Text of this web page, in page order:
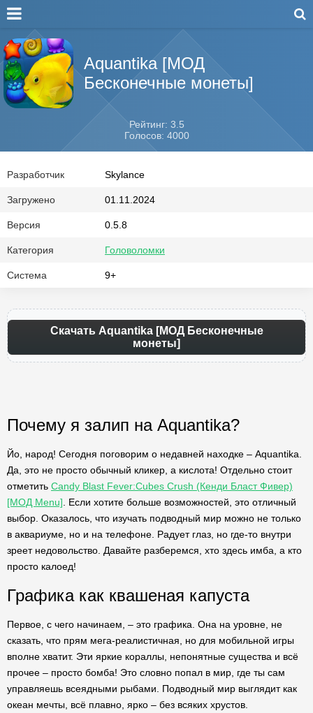
Aquantika [МОД
Бесконечные монеты]
Рейтинг: 3.5
Голосов: 4000
Разработчик Skylance
Загружено 01.11.2024
Версия 0.5.8
Категория Головоломки
Система 9+
Скачать Aquantika [МОД Бесконечные
монеты]
Почему я залип на Aquantika?
Йо, народ! Сегодня поговорим о недавней находке – Aquantika.
Да, это не просто обычный кликер, а кислота! Отдельно стоит
отметить Candy Blast Fever:Cubes Crush (Кенди Бласт Фивер)
[МОД Menu] . Если хотите больше возможностей, это отличный
выбор. Оказалось, что изучать подводный мир можно не только
в аквариуме, но и на телефоне. Радует глаз, но где-то внутри
зреет недовольство. Давайте разберемся, хто здесь имба, а кто
просто калоед!
Графика как квашеная капуста
Первое, с чего начинаем, – это графика. Она на уровне, не
сказать, что прям мега-реалистичная, но для мобильной игры
вполне хватит. Эти яркие кораллы, непонятные существа и всё
прочее – просто бомба! Это словно попал в мир, где ты сам
управляешь всеядными рыбами. Подводный мир выглядит как
океан мечты, всё плавно, ярко – без всяких хрустов.